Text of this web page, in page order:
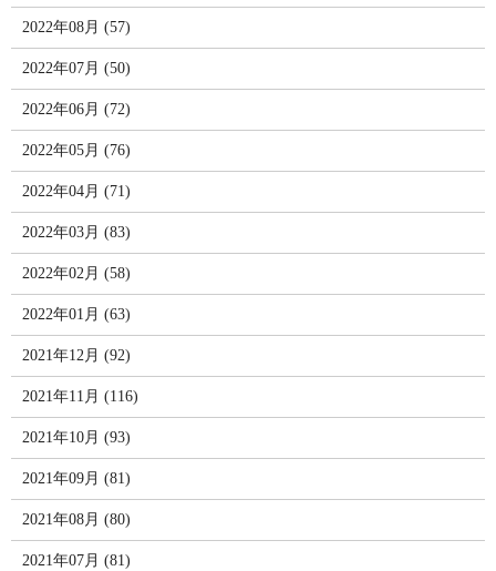
2022年08月 (57)
2022年07月 (50)
2022年06月 (72)
2022年05月 (76)
2022年04月 (71)
2022年03月 (83)
2022年02月 (58)
2022年01月 (63)
2021年12月 (92)
2021年11月 (116)
2021年10月 (93)
2021年09月 (81)
2021年08月 (80)
2021年07月 (81)